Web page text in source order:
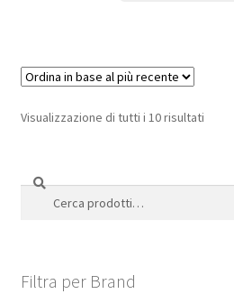
Visualizzazione di tutti i 10 risultati
Cerca:
Cerca
Filtra per Brand